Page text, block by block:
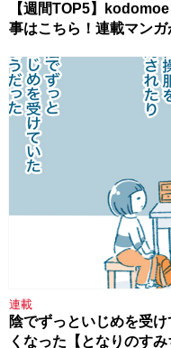
【週間TOP5】
事はこちら！連載マン
連載
陰でずっといじめを受
くなった【となりのす